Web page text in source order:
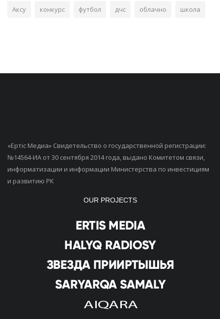
Аксу конкурс футбол дчс облачно школа
«Ертiс Медиа» Свидетельство о государственной регистрации:
№14564-ИА от 30 сентября 2014 года, выдано Комитетом связи,
информатизации и информации Министерства по инвестициям
и развитию РК
OUR PROJECTS